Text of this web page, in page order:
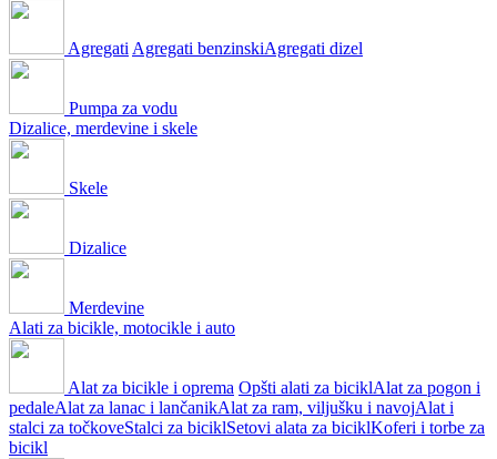
Agregati Agregati benzinskiAgregati dizel
Pumpa za vodu
Dizalice, merdevine i skele
Skele
Dizalice
Merdevine
Alati za bicikle, motocikle i auto
Alat za bicikle i oprema Opšti alati za biciklAlat za pogon i
pedaleAlat za lanac i lančanikAlat za ram, viljušku i navojAlat i
stalci za točkoveStalci za biciklSetovi alata za biciklKoferi i torbe za
bicikl